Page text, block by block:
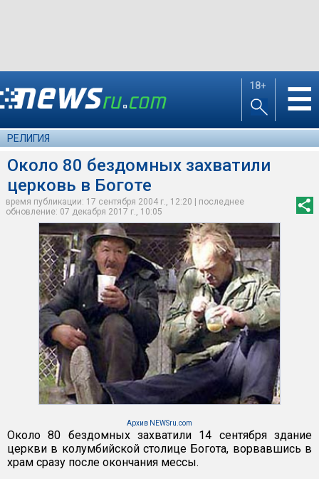
18+ ☰
РЕЛИГИЯ
Около 80 бездомных захватили
церковь в Боготе
время публикации: 17 сентября 2004 г., 12:20 | последнее
обновление: 07 декабря 2017 г., 10:05
Архив NEWSru.com
Около 80 бездомных захватили 14 сентября здание
церкви в колумбийской столице Богота, ворвавшись в
храм сразу после окончания мессы.